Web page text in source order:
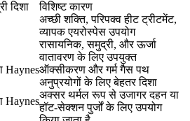
दिशा
विशिष्ट कारण
अच्छी शक्ति, परिपक्व हीट ट्रीटमेंट,
व्यापक एयरोस्पेस उपयोग
रासायनिक, समुद्री, और ऊर्जा
वातावरण के लिए उपयुक्त
Haynesऑक्सीकरण और गर्म गैस पथ
अनुप्रयोगों के लिए बेहतर दिशा
Haynes
अक्सर थर्मल रूप से उजागर दहन या
हॉट-सेक्शन पुर्जों के लिए उपयोग